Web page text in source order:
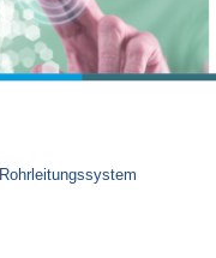
Rohrleitungssystem